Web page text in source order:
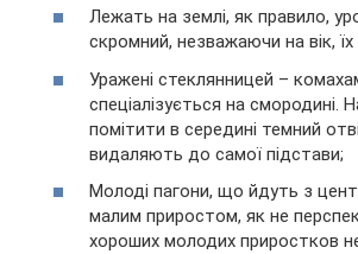
Лежать на землі, як правило,
скромний, незважаючи на вік,
Уражені стеклянницей –
спеціалізується на смородині.
помітити в середині темний
видаляють до самої підстави;
Молоді пагони, що йдуть з
малим приростом, як не
хороших молодих приростков